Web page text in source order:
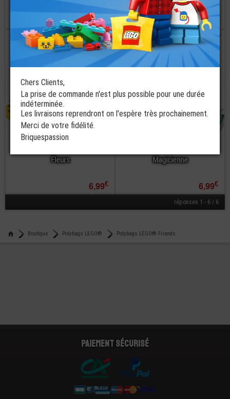
8,90€ 6,99 €
LEGO® Polybag
30413 Friends
Fleurs
6,99€
non disponible
Magicienne
6,99€
commander
réponses 1 - 6 / 6
Boutique Polybags LEGO® Polybags LEGO® Friends
Paiement sécurisé
Chers Clients,
La prise de commande n'est plus possible pour une durée
indéterminée.
Les livraisons reprendront on l'espère très prochainement.
Merci de votre fidélité.
Briquespassion